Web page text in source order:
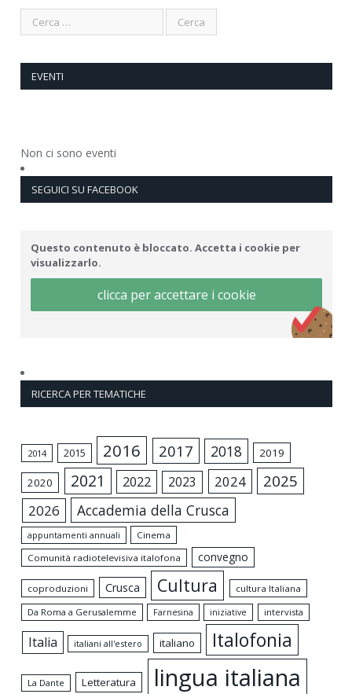
EVENTI
Non ci sono eventi
SEGUICI SU FACEBOOK
Questo contenuto è bloccato. Accetta i cookie per
visualizzarlo.
clicca per accettare i cookie
RICERCA PER TEMATICHE
2014 2015 2016 2017 2018 2019
2020 2021 2022 2023 2024 2025
2026 Accademia della Crusca
appuntamenti annuali
Cinema
Comunità radiotelevisiva italofona
convegno
coproduzioni Crusca Cultura
cultura Italiana
Da Roma a Gerusalemme
Farnesina iniziative intervista
Italia italiani all'estero italiano Italofonia
La Dante Letteratura lingua italiana